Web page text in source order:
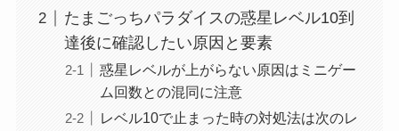
たまごっちパラダイスの惑星レベル10到
達後に確認したい原因と要素
惑星レベルが上がらない原因はミニゲー
ム回数との混同に注意
レベル10で止まった時の対処法は次のレ